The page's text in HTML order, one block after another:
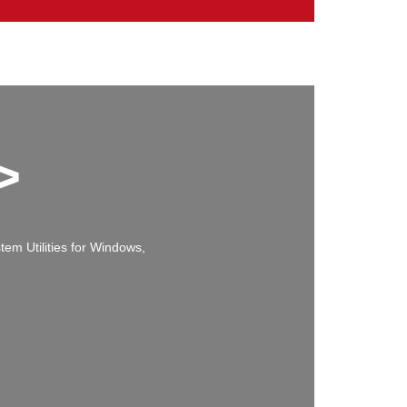
Utilities for Windows,